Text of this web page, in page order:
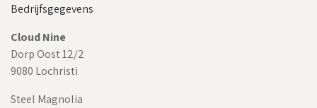
Bedrijfsgegevens
Cloud Nine
Dorp Oost 12/2
9080 Lochristi
Steel Magnolia